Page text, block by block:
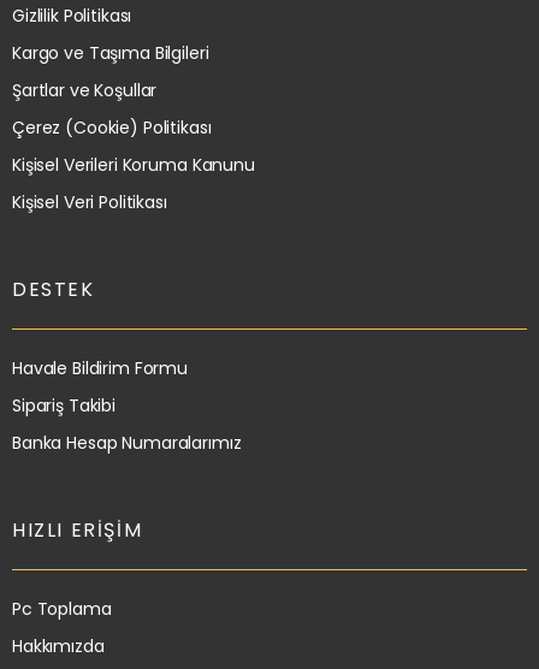
Gizlilik Politikası
Kargo ve Taşıma Bilgileri
Şartlar ve Koşullar
Çerez (Cookie) Politikası
Kişisel Verileri Koruma Kanunu
Kişisel Veri Politikası
DESTEK
Havale Bildirim Formu
Sipariş Takibi
Banka Hesap Numaralarımız
HIZLI ERIŞIM
Pc Toplama
Hakkımızda